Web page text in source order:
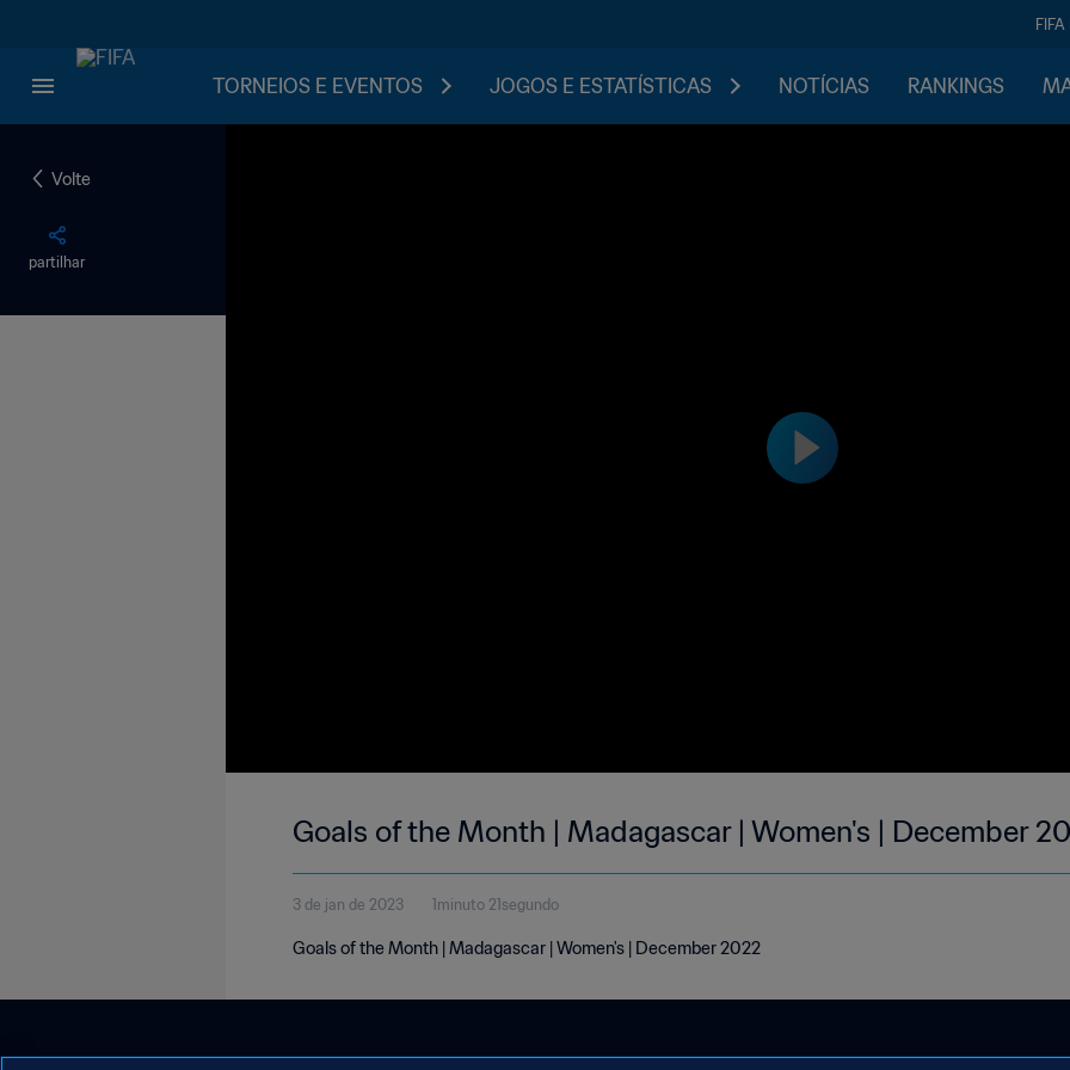
FIFA
TORNEIOS E EVENTOS JOGOS E ESTATÍSTICAS NOTÍCIAS RANKINGS
Volte
partilhar
Goals of the Month | Madagascar | Women's | December
3 de jan de 2023 1minuto 21segundo
Goals of the Month | Madagascar | Women's | December 2022